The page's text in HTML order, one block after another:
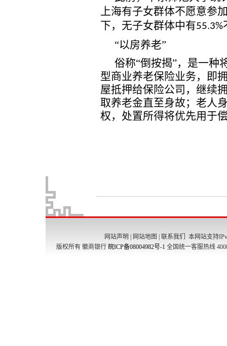
网站声明 网站地图 联系我们
本网站支持
版权所有 徽商银行 皖ICP备08004982号-1 全国统一客服热线